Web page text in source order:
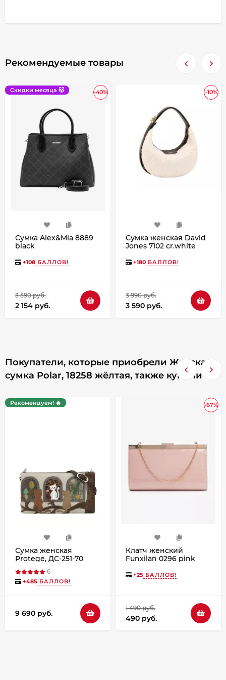
Рекомендуемые товары
-40%
Скидки месяца 😽
Сумка Alex&Mia 8889
black
+108 БАЛЛОВ!
3 590 руб.
2 154 руб.
-10%
Сумка женская David
Jones 7102 cr.white
+180 БАЛЛОВ!
3 990 руб.
3 590 руб.
Покупатели, которые приобрели Женская
сумка Polar, 18258 жёлтая, также купили
Рекомендуем! 🔥
Сумка женская
Protege, ДС-251-70
6
+485 БАЛЛОВ!
9 690 руб.
-67%
Клатч женский
Funxilan 0296 pink
+25 БАЛЛОВ!
1 490 руб.
490 руб.